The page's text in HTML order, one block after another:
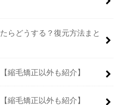
らどうする？復元方法まと
縮毛矯正以外も紹介】
縮毛矯正以外も紹介】